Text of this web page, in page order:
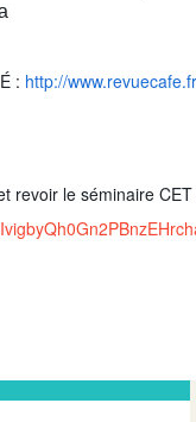
: http://
revoir le séminaire